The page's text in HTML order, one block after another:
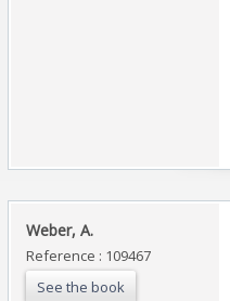
‎Weber, A.‎
Reference : 109467
See the book